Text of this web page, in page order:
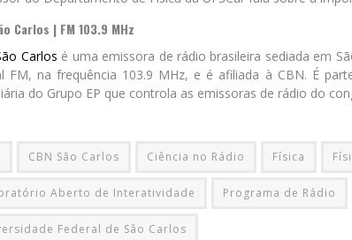
Carlos | FM 103.9 MHz
Carlos é uma emissora de rádio brasileira sediada em
FM, na frequência 103.9 MHz, e é afiliada à CBN. É
do Grupo EP que controla as emissoras de rádio do
CBN São Carlos Ciência no Rádio Física
Aberto de Interatividade Programa de Rádio
Federal de Sâo Carlos